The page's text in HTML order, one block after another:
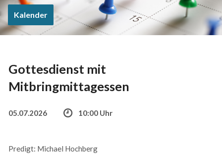
Kalender
Gottesdienst mit
Mitbringmittagessen
05.07.2026 10:00 Uhr
Predigt: Michael Hochberg